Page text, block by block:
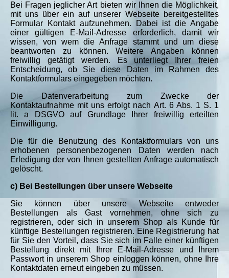
Bei Fragen jeglicher Art bieten wir Ihnen die Möglichkeit,
mit uns über ein auf unserer Webseite bereitgestelltes
Formular Kontakt aufzunehmen. Dabei ist die Angabe
einer gültigen E-Mail-Adresse erforderlich, damit wir
wissen, von wem die Anfrage stammt und um diese
beantworten zu können. Weitere Angaben können
freiwillig getätigt werden. Es unterliegt Ihrer freien
Entscheidung, ob Sie diese Daten im Rahmen des
Kontaktformulars eingegeben möchten.
Die Datenverarbeitung zum Zwecke der
Kontaktaufnahme mit uns erfolgt nach Art. 6 Abs. 1 S. 1
lit. a DSGVO auf Grundlage Ihrer freiwillig erteilten
Einwilligung.
Die für die Benutzung des Kontaktformulars von uns
erhobenen personenbezogenen Daten werden nach
Erledigung der von Ihnen gestellten Anfrage automatisch
gelöscht.
c) Bei Bestellungen über unsere Webseite
Sie können über unsere Webseite entweder
Bestellungen als Gast vornehmen, ohne sich zu
registrieren, oder sich in unserem Shop als Kunde für
künftige Bestellungen registrieren. Eine Registrierung hat
für Sie den Vorteil, dass Sie sich im Falle einer künftigen
Bestellung direkt mit Ihrer E-Mail-Adresse und Ihrem
Passwort in unserem Shop einloggen können, ohne Ihre
Kontaktdaten erneut eingeben zu müssen.